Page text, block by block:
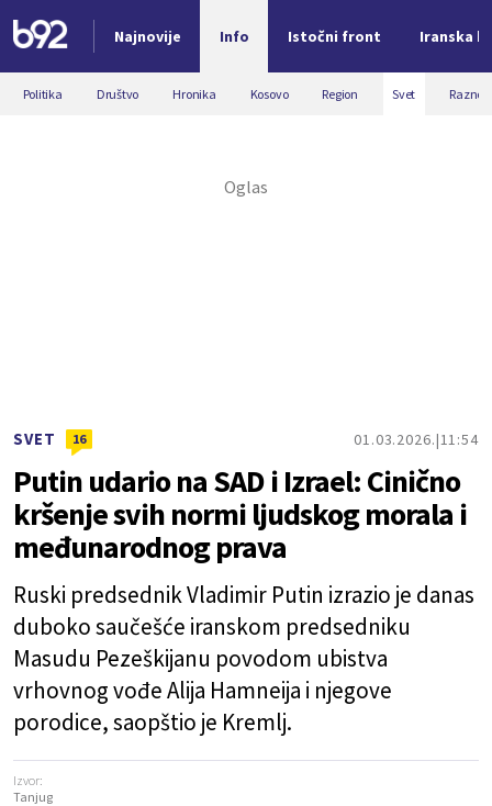
Najnovije Info Istočni front Iranska
Nova vest
Politika Društvo Hronika Kosovo Region Svet Razno
SVET 16 01.03.2026. 11:54
Putin udario na SAD i Izrael: Cinično
kršenje svih normi ljudskog morala i
međunarodnog prava
Ruski predsednik Vladimir Putin izrazio je danas
duboko saučešće iranskom predsedniku
Masudu Pezeškijanu povodom ubistva
vrhovnog vođe Alija Hamneija i njegove
porodice, saopštio je Kremlj.
Izvor:
Tanjug